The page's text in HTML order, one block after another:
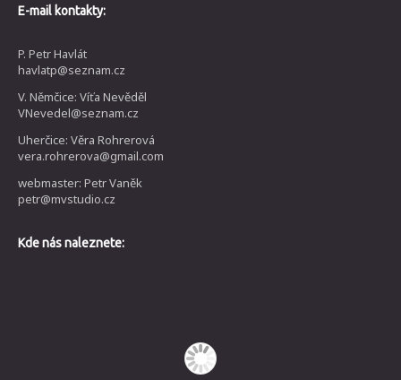
E-mail kontakty:
P. Petr Havlát
havlatp@seznam.cz
V. Němčice: Víťa Nevěděl
VNevedel@seznam.cz
Uherčice: Věra Rohrerová
vera.rohrerova@gmail.com
webmaster: Petr Vaněk
petr@mvstudio.cz
Kde nás naleznete: